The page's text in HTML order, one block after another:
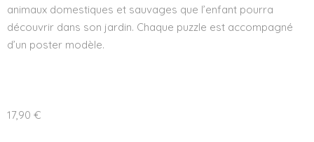
animaux domestiques et sauvages que l’enfant pourra
découvrir dans son jardin. Chaque puzzle est accompagné
d’un poster modèle.
17,90 €